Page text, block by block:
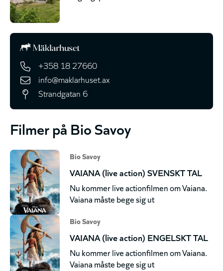
+358 18 27660
info@maklarhuset.ax
Strandgatan 6
Filmer på Bio Savoy
Bio Savoy
VAIANA (live action) SVENSKT TAL
Nu kommer live actionfilmen om Vaiana.
Vaiana måste bege sig ut
Bio Savoy
VAIANA (live action) ENGELSKT TAL
Nu kommer live actionfilmen om Vaiana.
Vaiana måste bege sig ut